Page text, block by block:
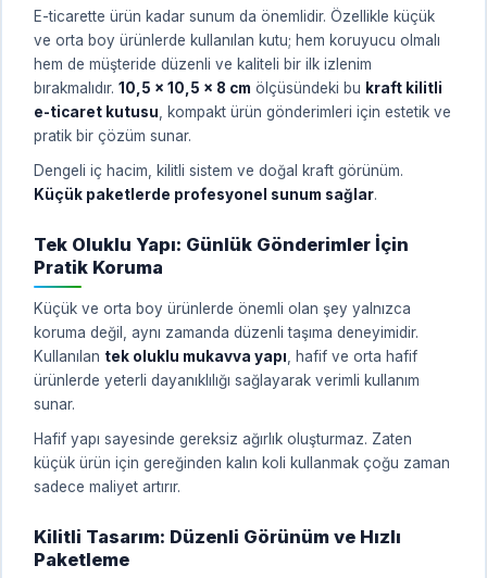
E-ticarette ürün kadar sunum da önemlidir. Özellikle küçük
ve orta boy ürünlerde kullanılan kutu; hem koruyucu olmalı
hem de müşteride düzenli ve kaliteli bir ilk izlenim
bırakmalıdır. 10,5 x 10,5 x 8 cm ölçüsündeki bu kraft kilitli
e-ticaret kutusu , kompakt ürün gönderimleri için estetik ve
pratik bir çözüm sunar.
Dengeli iç hacim, kilitli sistem ve doğal kraft görünüm.
Küçük paketlerde profesyonel sunum sağlar.
Tek Oluklu Yapı: Günlük Gönderimler İçin
Pratik Koruma
Küçük ve orta boy ürünlerde önemli olan şey yalnızca
koruma değil, aynı zamanda düzenli taşıma deneyimidir.
Kullanılan tek oluklu mukavva yapı , hafif ve orta hafif
ürünlerde yeterli dayanıklılığı sağlayarak verimli kullanım
sunar.
Hafif yapı sayesinde gereksiz ağırlık oluşturmaz. Zaten
küçük ürün için gereğinden kalın koli kullanmak çoğu zaman
sadece maliyet artırır.
Kilitli Tasarım: Düzenli Görünüm ve Hızlı
Paketleme